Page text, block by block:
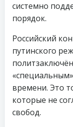
системно
порядок.
Российский
путинского
времени. Это
которые не
свобод.